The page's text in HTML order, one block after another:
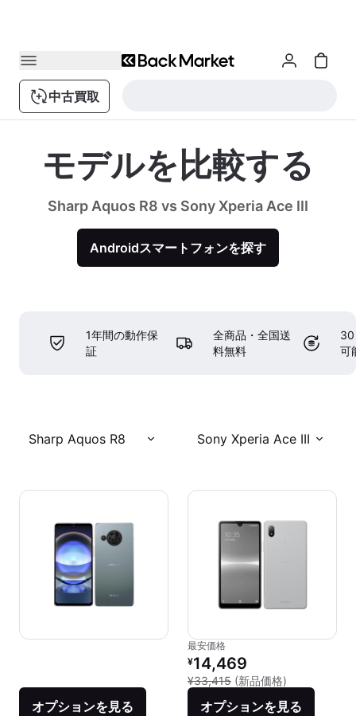
中古買取
モデルを比較する
Sharp Aquos R8 vs Sony Xperia Ace III
Androidスマートフォンを探す
1年間の動作保
証
全商品・全国送
料無料
30
可
Sharp Aquos R8 Sony Xperia Ace III
オプションを見る
最安価格
リファービッシュ品の価格：
¥14,469
¥33,415 (新品価格)
オプションを見る